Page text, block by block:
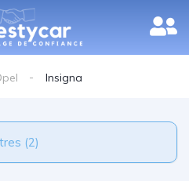
Insigna
Filtres (2)